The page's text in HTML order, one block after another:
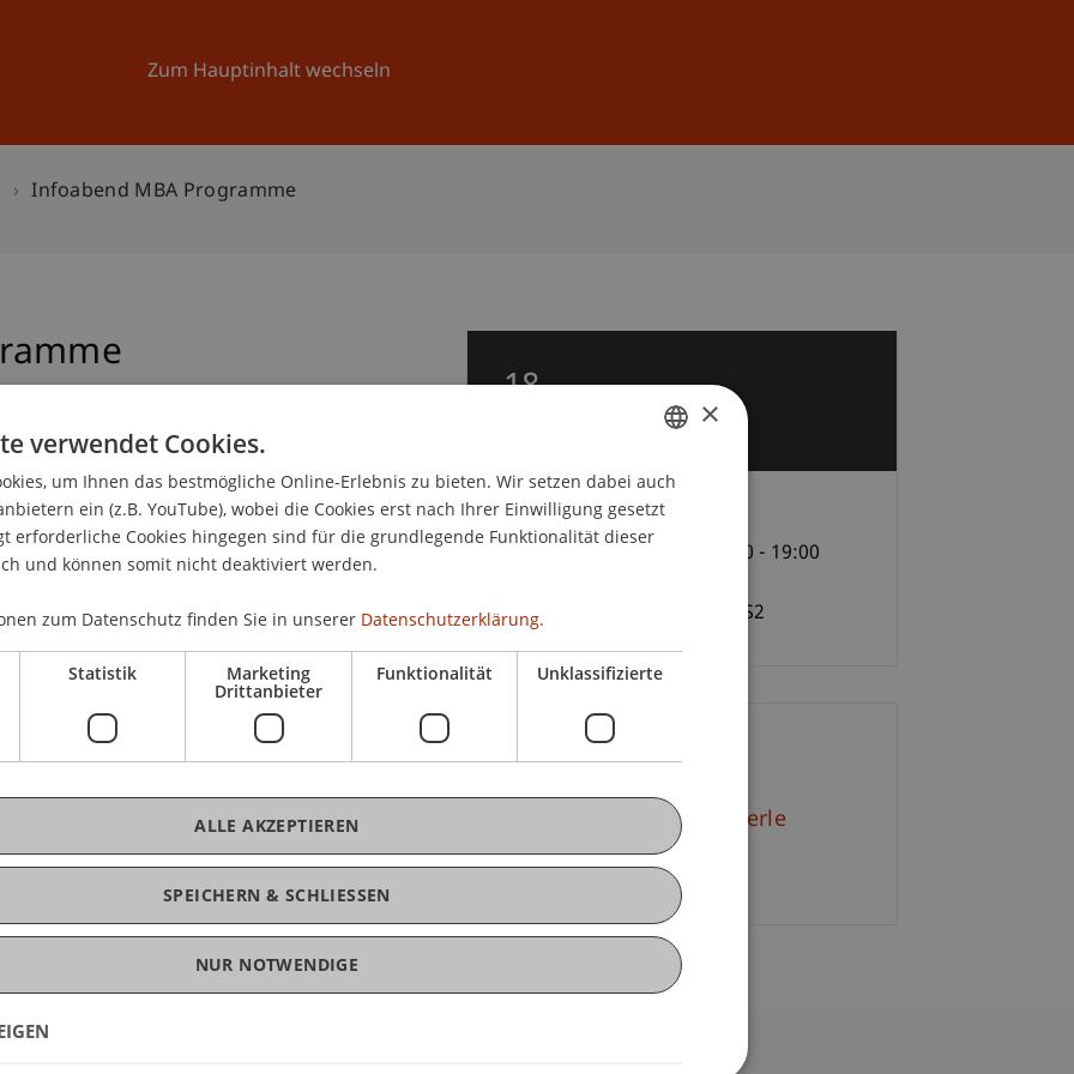
Zum Hauptinhalt wechseln
Universität Aktuelles
Infoabend MBA Programme
und Finanzmanagement
MBA in Corporate Finance & Accounting
MBA in Technologie & Innovationbegegnet
Herausforderungen von Unternehmen
Finance & Accounting
18
Zeit und Ort
Dienstag, 18.04.2017, 17:30 - 19:00
Universität Liechtenstein, S2
Kontakt
Dr. Hendrik Peer Kimmerle
E-Mail
GERMAN
ENGLISH
×
verwendet Cookies.
um Ihnen das bestmögliche Online-Erlebnis zu bieten. Wir setzen dabei auch
ein (z.B. YouTube), wobei die Cookies erst nach Ihrer Einwilligung gesetzt
erforderliche Cookies hingegen sind für die grundlegende Funktionalität dieser
und können somit nicht deaktiviert werden.
zum Datenschutz finden Sie in unserer Datenschutzerklärung.
Statistik Marketing
Drittanbieter
Funktionalität Unklassifizierte
SPEICHERN & SCHLIESSEN
ALLE AKZEPTIEREN
NUR NOTWENDIGE